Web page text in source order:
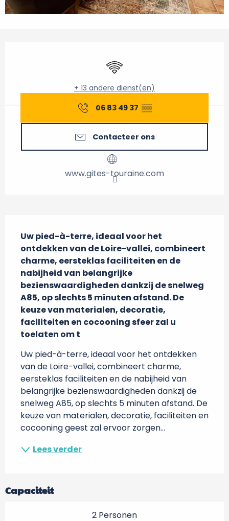
Wifi
+ 13 andere dienst(en)
06 83 49 37 ▒▒
Contacteer ons
www.gites-touraine.com
Uw pied-à-terre, ideaal voor het
ontdekken van de Loire-vallei, combineert
charme, eersteklas faciliteiten en de
nabijheid van belangrijke
bezienswaardigheden dankzij de snelweg
A85, op slechts 5 minuten afstand. De
keuze van materialen, decoratie,
faciliteiten en cocooning sfeer zal u
toelaten om t
Uw pied-à-terre, ideaal voor het ontdekken
van de Loire-vallei, combineert charme,
eersteklas faciliteiten en de nabijheid van
belangrijke bezienswaardigheden dankzij de
snelweg A85, op slechts 5 minuten afstand. De
keuze van materialen, decoratie, faciliteiten en
cocooning geest zal ervoor zorgen...
Lees verder
Capaciteit
2 Personen